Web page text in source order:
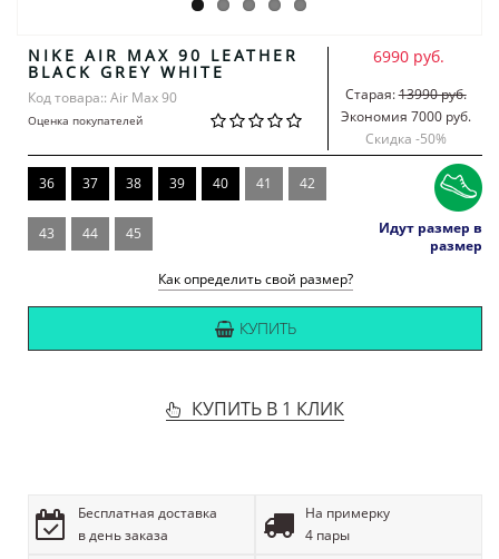
NIKE AIR MAX 90 LEATHER
BLACK GREY WHITE
Код товара:: Air Max 90
Оценка покупателей
6990 руб.
Старая:13990 руб.
Экономия 7000 руб.
Скидка -50%
36 37 38 39 40 41 42
43 44 45
Идут размер в
размер
Как определить свой размер?
КУПИТЬ
КУПИТЬ В 1 КЛИК
Бесплатная доставка
в день заказа
На примерку
4 пары